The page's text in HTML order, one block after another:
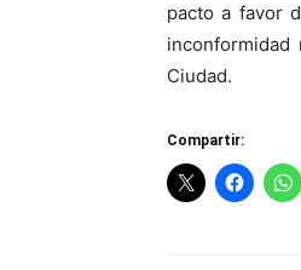
pacto a favor
Ciudad.
Compartir: